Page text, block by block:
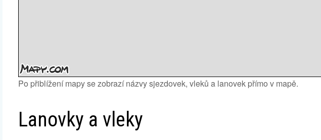
Po přiblížení mapy se zobrazí názvy sjezdovek, vleků a lanovek přímo v mapě.
Lanovky a vleky